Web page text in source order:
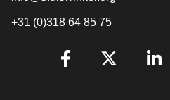
+31 (0)318 64 85 75
[_General:SocialMediaTitle]